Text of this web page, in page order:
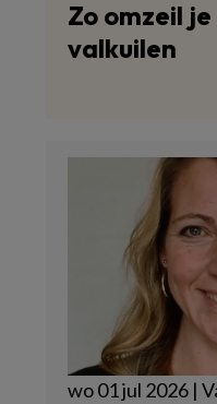
Zo omzeil
valkuilen
wo 01 jul 2026 |